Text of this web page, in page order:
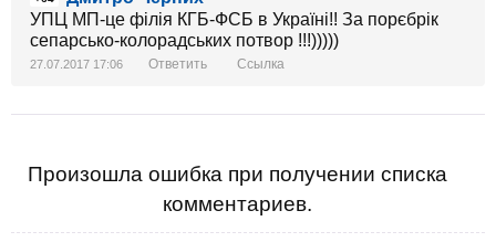
УПЦ МП-це філія КГБ-ФСБ в Україні!! За порєбрік
сепарсько-колорадських потвор !!!)))))
27.07.2017 17:06 Ответить Ссылка
Произошла ошибка при получении списка
комментариев.